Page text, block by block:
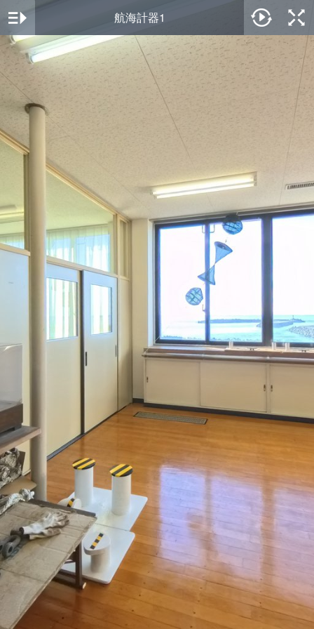
航海計器1